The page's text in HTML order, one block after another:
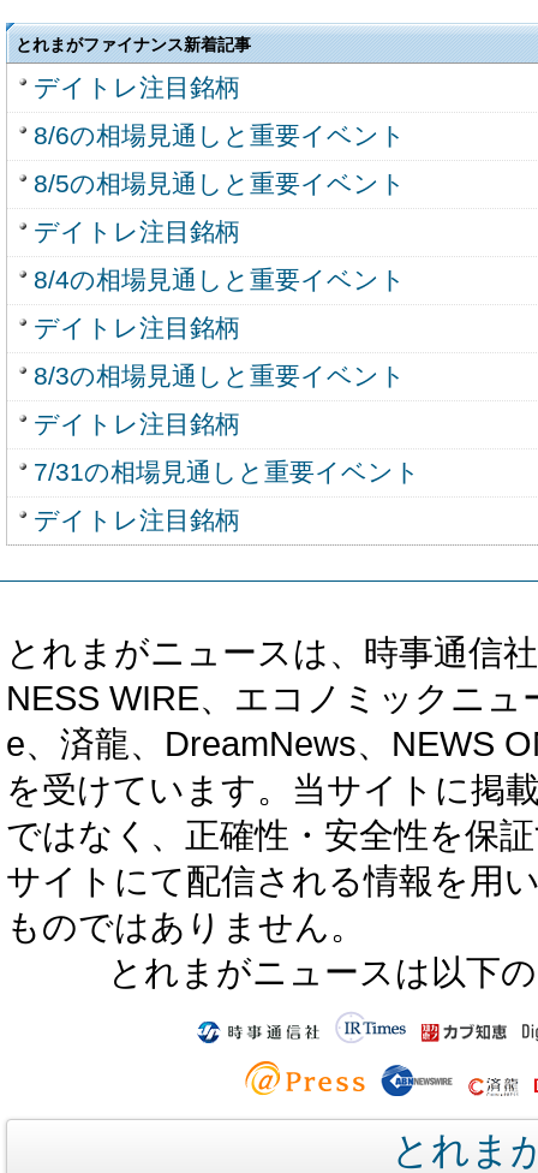
とれまがファイナンス新着記事
デイトレ注目銘柄
8/6の相場見通しと重要イベント
8/5の相場見通しと重要イベント
デイトレ注目銘柄
8/4の相場見通しと重要イベント
デイトレ注目銘柄
8/3の相場見通しと重要イベント
デイトレ注目銘柄
7/31の相場見通しと重要イベント
デイトレ注目銘柄
とれまがニュースは、時事通信
NESS WIRE、エコノミックニ
e、済龍、DreamNews、NEWS
を受けています。当サイトに掲
ではなく、正確性・安全性を保
サイトにて配信される情報を用
ものではありません。
とれまがニュースは以下
とれま